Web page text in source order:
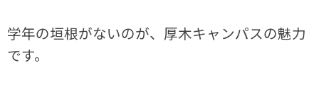
学年の垣根がないのが、厚木キャンパスの魅力
です。